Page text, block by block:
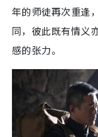
年的师徒再次重逢
同，彼此既有情义
感的张力。